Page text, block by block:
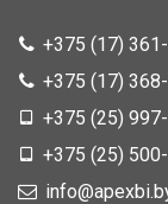
+375 (17)
+375 (17)
+375 (25)
+375 (25)